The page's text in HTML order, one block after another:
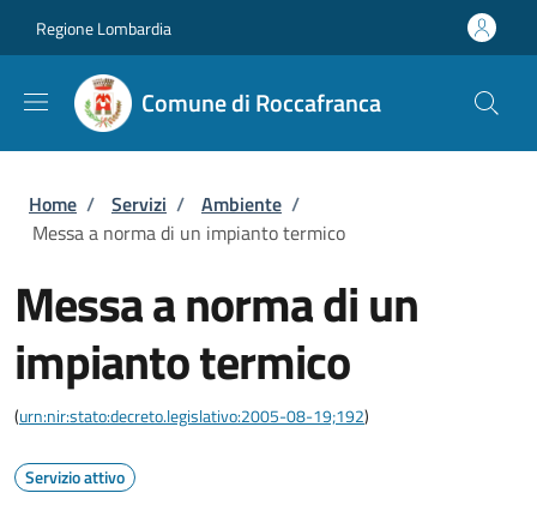
Regione Lombardia
Comune di Roccafranca
Briciole di pane
Home / Servizi / Ambiente /
Messa a norma di un impianto termico
Messa a norma di un
impianto termico
(urn:nir:stato:decreto.legislativo:2005-08-19;192)
Servizio attivo